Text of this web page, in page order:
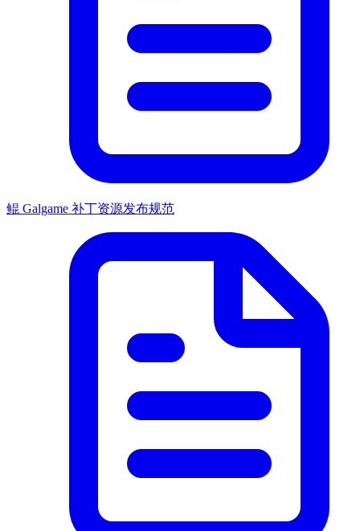
鲲 Galgame 补丁资源发布规范